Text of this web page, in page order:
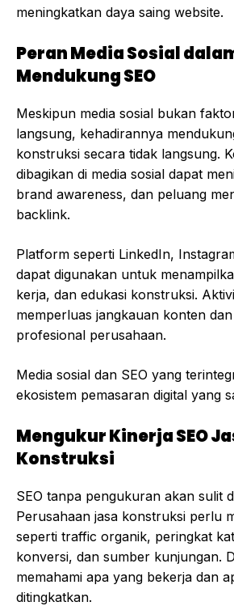
meningkatkan daya saing website.
Peran Media Sosial
Mendukung SEO
Meskipun media sosial bukan
langsung, kehadirannya
konstruksi secara tidak langsung.
dibagikan di media sosial dapat
brand awareness, dan peluang
backlink.
Platform seperti LinkedIn,
dapat digunakan untuk
kerja, dan edukasi konstruksi.
memperluas jangkauan konten
profesional perusahaan.
Media sosial dan SEO yang
ekosistem pemasaran digital yang
Mengukur Kinerja SEO
Konstruksi
SEO tanpa pengukuran akan sulit
Perusahaan jasa konstruksi perlu
seperti traffic organik, peringkat
konversi, dan sumber kunjungan.
memahami apa yang bekerja dan
ditingkatkan.